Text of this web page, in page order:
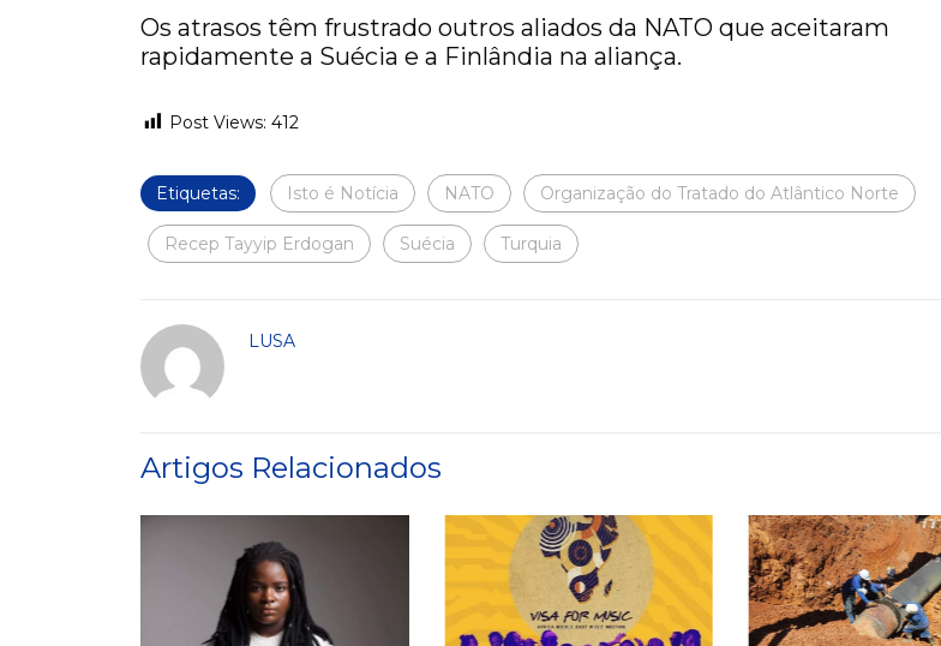
Os atrasos têm frustrado outros aliados da NATO que aceitaram
rapidamente a Suécia e a Finlândia na aliança.
Post Views: 412
Etiquetas: Isto é Notícia NATO Organização do Tratado do Atlântico Norte
Recep Tayyip Erdogan Suécia Turquia
LUSA
Artigos Relacionados